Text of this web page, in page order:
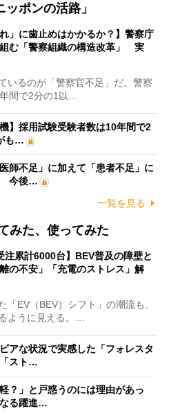
ポンの活路」
れ」に歯止めはかかるか？】警察庁
む「警察組織の構造改革」 実
いるのが「警察官不足」だ。警察
間で2分の1以…
】採用試験受験者数は10年間で2
も…
師不足」に加えて「患者不足」に
今後…
一覧を見る
みた、使ってみた
注累計6000台】BEV普及の障壁と
の不安」「充電のストレス」解
EV（BEV）シフト」の潮流も、
ように見える。…
アな状況で実感した「フォレスタ
スト…
？」と戸惑うのには理由があっ
る躍進…